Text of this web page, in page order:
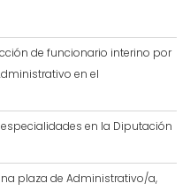
de funcionario interino por
en el
en la Diputación
plaza de Administrativo/a,